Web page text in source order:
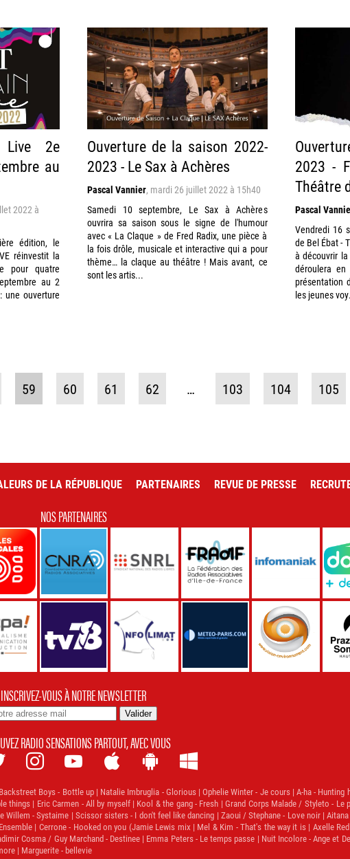
Live 2e
au
2022 à
édition, le
réinvestit la
pour quatre
au 2
une ouverture
Ouverture de la saison 2022-
2023 - Le Sax à Achères
Pascal Vannier, mardi 26 juillet 2022 à 15h40
Samedi 10 septembre, Le Sax à Achères
ouvrira sa saison sous le signe de l'humour
avec « La Claque » de Fred Radix, une pièce à
la fois drôle, musicale et interactive qui a pour
thème… la claque au théâtre ! Mais avant, ce
sont les artis...
2023 -
Théâtre
Pascal
Vendredi 16
de Bel Ébat -
à découvrir
déroulera
présentation
les jeunes
59 60 61 62 … 103 104 105
DE LA RÉPUBLIQUE PARTENAIRES REVUE DE PRESSE
NOS PARTENAIRES
INSCRIVEZ-VOUS À NOTRE NEWSLETTER
RADIO SENSATIONS PARTOUT, AVEC VOUS
    
Boys - Bottle up | Natalie Imbruglia - Glorious | Ophelie Winter - Je cours | A-ha - Hunting
| Eric Carmen - All by myself | Kool & the gang - Fresh | Grand Corps Malade / Styleto -
- Systaime | Scissor sisters - I don't feel like dancing | Zaoui / Stephane - Love noir |
| Cerrone - Hooked on you (Jamie Lewis mix | Mel & Kim - That's the way it is | Axelle
Cosma / Guy Marchand - Destinee | Emma Peters - Le temps passe | Nuit Incolore - Ange et
| Marguerite - bellevie